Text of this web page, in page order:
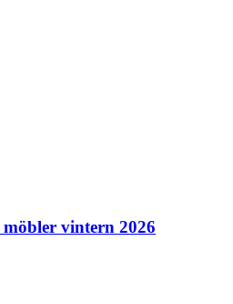
vintern 2026